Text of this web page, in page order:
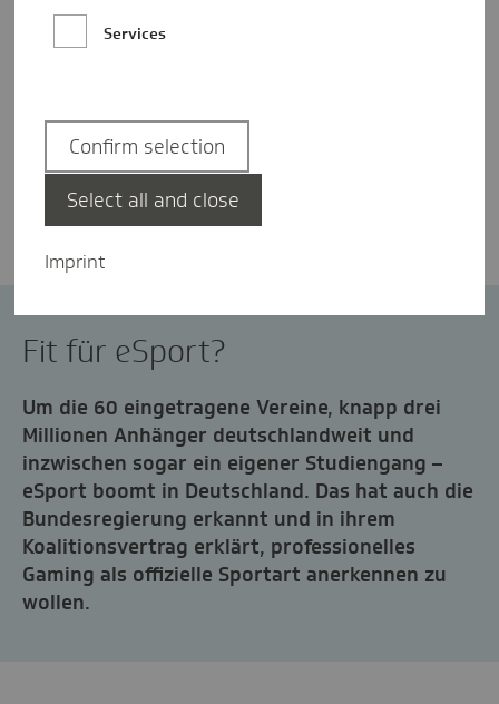
Dr. Jens Baas
Fit für eSport?
Um die 60 eingetragene Vereine, knapp drei
Millionen Anhänger deutschlandweit und
inzwischen sogar ein eigener Studiengang –
eSport boomt in Deutschland. Das hat auch die
Bundesregierung erkannt und in ihrem
Koalitionsvertrag erklärt, professionelles
Gaming als offizielle Sportart anerkennen zu
wollen.
Services
Imprint
Confirm selection
Select all and close